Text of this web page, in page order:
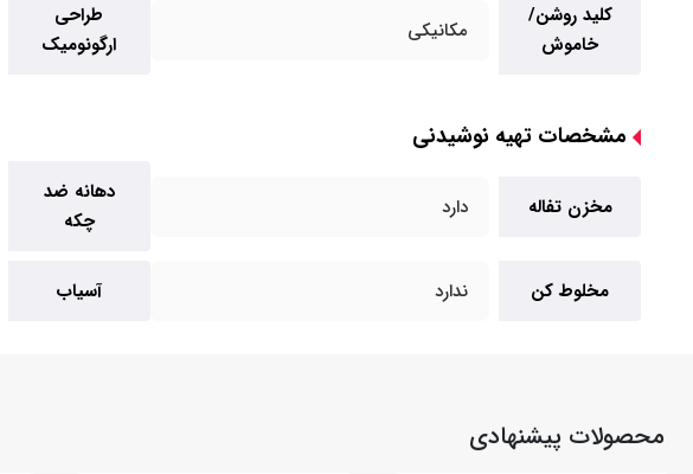
کلید روشن/
خاموش
مکانیکی
طراحی
ارگونومیک
مشخصات تهیه نوشیدنی
مخزن تفاله دارد
دهانه ضد
چکه
مخلوط کن ندارد آسیاب
محصولات پیشنهادی